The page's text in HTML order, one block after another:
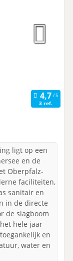
3 ref.
ligt op een
en de
Oberpfalz-
faciliteiten,
sanitair en
in de directe
de slagboom
hele jaar
en
water en